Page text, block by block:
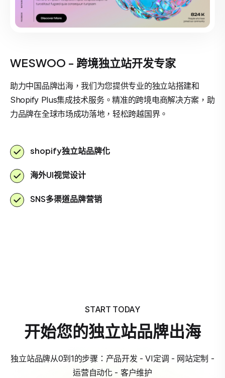
WESWOO - 跨境独立站开发专家
助力中国品牌出海，我们为您提供专业的独立站搭建和
Shopify Plus集成技术服务。精准的跨境电商解决方案，助
力品牌在全球市场成功落地，轻松跨越国界。
shopify独立站品牌化
海外UI视觉设计
SNS多渠道品牌营销
START TODAY
开始您的独立站品牌出海
独立站品牌从0到1的步骤：产品开发 - VI定调 - 网站定制 -
运营自动化 - 客户维护